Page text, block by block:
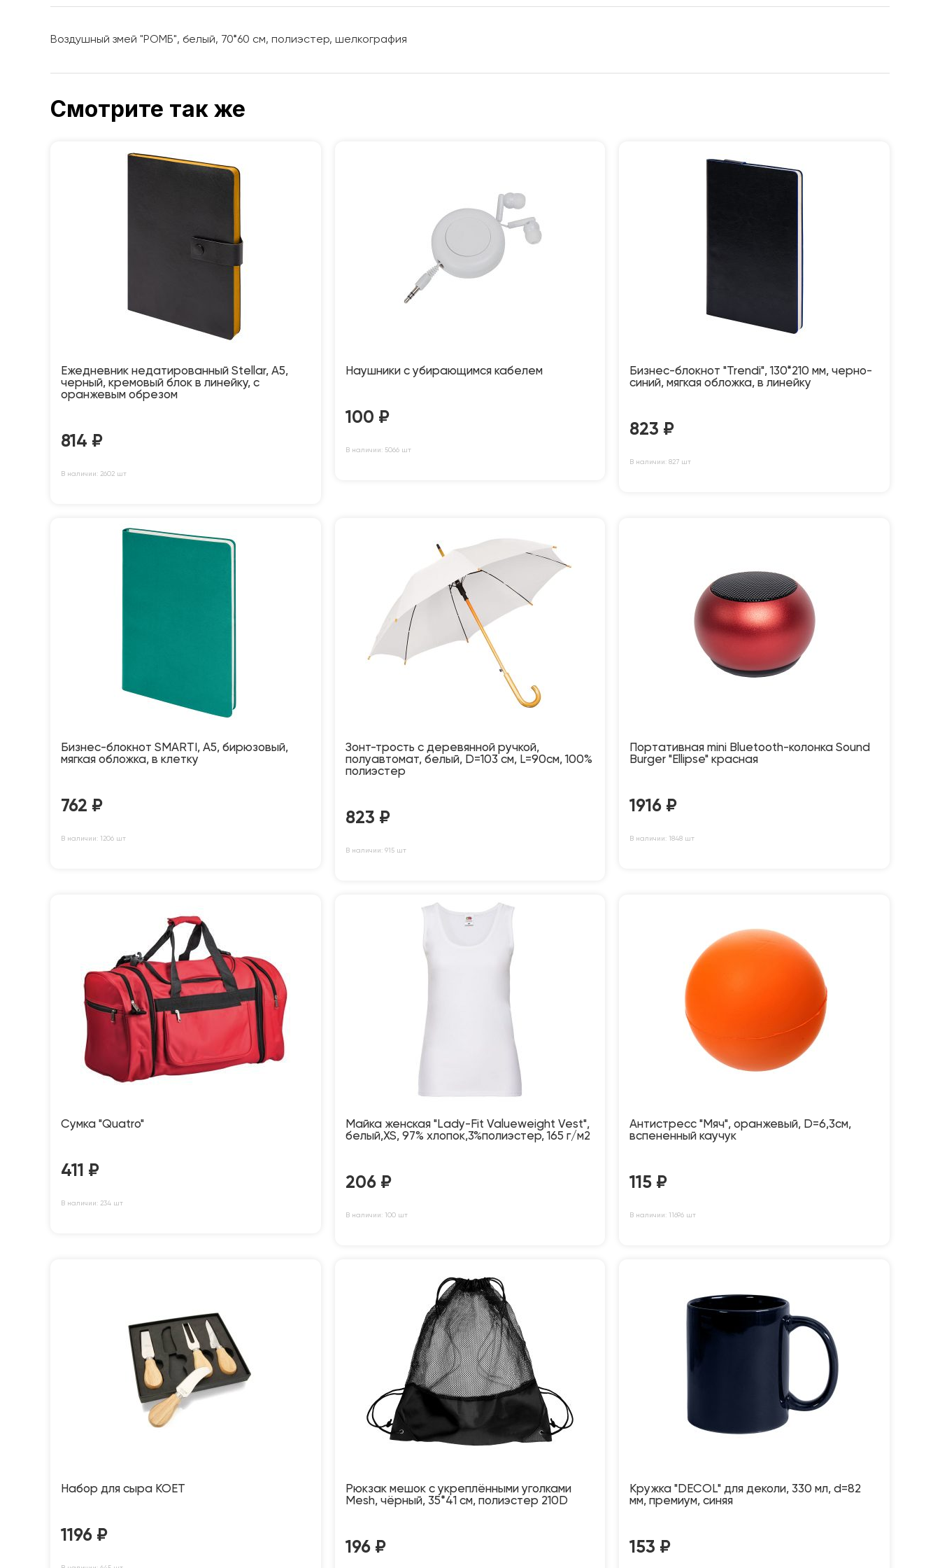
Воздушный змей "РОМБ", белый, 70*60 см, полиэстер, шелкография
Смотрите так же
Ежедневник недатированный Stellar, А5,
черный, кремовый блок в линейку, с
оранжевым обрезом
814 ₽
В наличии: 2602 шт
Наушники с убирающимся кабелем
100 ₽
В наличии: 5066 шт
Бизнес-блокнот "Trendi", 130*210 мм, черно-
синий, мягкая обложка, в линейку
823 ₽
В наличии: 827 шт
Бизнес-блокнот SMARTI, A5, бирюзовый,
мягкая обложка, в клетку
762 ₽
В наличии: 1206 шт
Зонт-трость с деревянной ручкой,
полуавтомат, белый, D=103 см, L=90см, 100%
полиэстер
823 ₽
В наличии: 915 шт
Портативная mini Bluetooth-колонка Sound
Burger "Ellipse" красная
1916 ₽
В наличии: 1848 шт
Сумка "Quatro"
411 ₽
В наличии: 234 шт
Майка женская "Lady-Fit Valueweight Vest",
белый,XS, 97% хлопок,3%полиэстер, 165 г/м2
206 ₽
В наличии: 100 шт
Антистресс "Мяч", оранжевый, D=6,3см,
вспененный каучук
115 ₽
В наличии: 11696 шт
Набор для сыра KOET
1196 ₽
Рюкзак мешок с укреплёнными уголками
Mesh, чёрный, 35*41 см, полиэстер 210D
196 ₽
Кружка "DECOL" для деколи, 330 мл, d=82
мм, премиум, синяя
153 ₽